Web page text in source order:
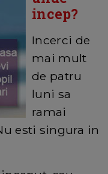
incep?
Incerci de
mai mult
de patru
luni sa
ramai
esti singura in